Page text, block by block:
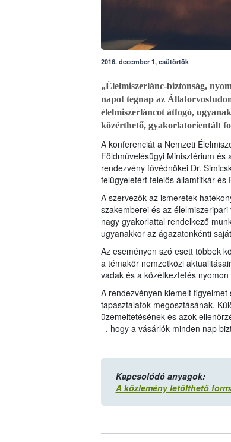
2016. december 1, csütörtök
„Élelmiszerlánc-biztonság,
napot tegnap az
élelmiszerláncot átfogó,
közérthető, gyakorlatorientált
A konferenciát a Nemzeti
Földművelésügyi Minisztérium és
rendezvény fővédnökei Dr.
felügyeletért felelős államtitkár és
A szervezők az ismeretek
szakemberei és az
nagy gyakorlattal rendelkező
ugyanakkor az ágazatonkénti
Az eseményen szó esett többek
a témakör nemzetközi
vadak és a közétkeztetés
A rendezvényen kiemelt
tapasztalatok megosztásának.
üzemeltetésének és azok
–, hogy a vásárlók minden nap
Kapcsolódó anyagok:
A közlemény letölthető